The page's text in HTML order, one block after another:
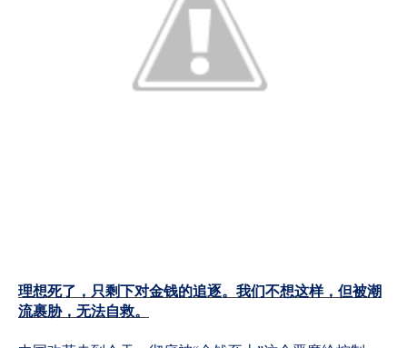
理想死了，只剩下对金钱的追逐。我们不想这样，但被潮
流裹胁，无法自救。